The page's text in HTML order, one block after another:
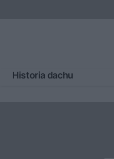
Historia dachu